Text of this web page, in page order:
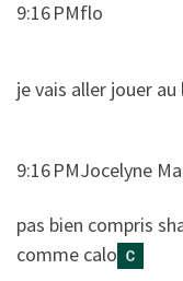
9:16 PMflo
​​je vais aller jouer
9:16 PMJocelyne
​​pas bien compris
comme calo